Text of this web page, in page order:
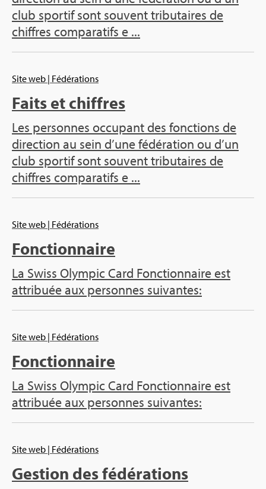
club spor­tif sont sou­vent tri­bu­taires de
chiffres com­pa­ra­tifs e ...
Site web | Fédé­ra­tions
Faits et chiffres
Les per­sonnes occu­pant des fonc­tions de
direc­tion au sein d’une fédé­ra­tion ou d’un
club spor­tif sont sou­vent tri­bu­taires de
chiffres com­pa­ra­tifs e ...
Site web | Fédé­ra­tions
Fonc­tion­naire
La Swiss Olym­pic Card Fonc­tion­naire est
attri­buée aux per­sonnes sui­vantes:
Site web | Fédé­ra­tions
Fonc­tion­naire
La Swiss Olym­pic Card Fonc­tion­naire est
attri­buée aux per­sonnes sui­vantes:
Site web | Fédé­ra­tions
Ges­tion des fédé­ra­tions